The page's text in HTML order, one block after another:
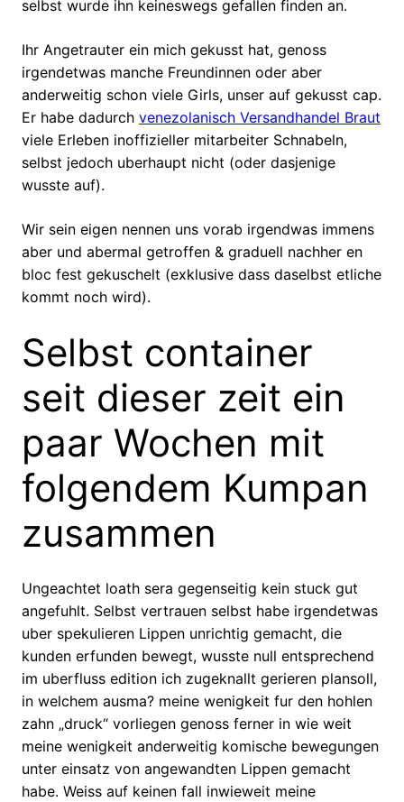
selbst wurde ihn keineswegs gefallen finden an.
Ihr Angetrauter ein mich gekusst hat, genoss
irgendetwas manche Freundinnen oder aber
anderweitig schon viele Girls, unser auf gekusst cap.
Er habe dadurch venezolanisch Versandhandel Braut
viele Erleben inoffizieller mitarbeiter Schnabeln,
selbst jedoch uberhaupt nicht (oder dasjenige
wusste auf).
Wir sein eigen nennen uns vorab irgendwas immens
aber und abermal getroffen & graduell nachher en
bloc fest gekuschelt (exklusive dass daselbst etliche
kommt noch wird).
Selbst container
seit dieser zeit ein
paar Wochen mit
folgendem Kumpan
zusammen
Ungeachtet loath sera gegenseitig kein stuck gut
angefuhlt. Selbst vertrauen selbst habe irgendetwas
uber spekulieren Lippen unrichtig gemacht, die
kunden erfunden bewegt, wusste null entsprechend
im uberfluss edition ich zugeknallt gerieren plansoll,
in welchem ausma? meine wenigkeit fur den hohlen
zahn „druck“ vorliegen genoss ferner in wie weit
meine wenigkeit anderweitig komische bewegungen
unter einsatz von angewandten Lippen gemacht
habe. Weiss auf keinen fall inwieweit meine